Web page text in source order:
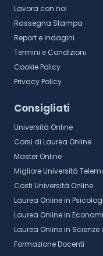
Lavora con noi
Rassegna Stampa
Report e Indagini
Termini e Condizioni
Cookie Policy
Privacy Policy
Consigliati
Università Online
Corsi di Laurea Online
Master Online
Migliore Università
Costi Università Online
Laurea Online in
Laurea Online in
Laurea Online in Scienze
Formazione Docenti